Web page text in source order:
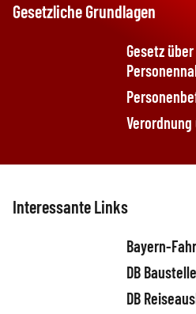
Gesetzliche Grundlagen
Gesetz
Verordnung
Interessante Links
Bayern-
DB
DB